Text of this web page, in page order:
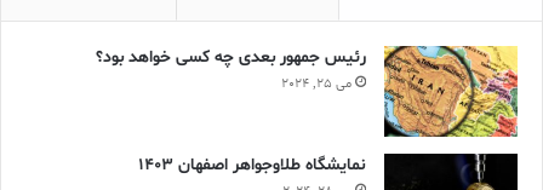
رئیس جمهور بعدی چه کسی خواهد بود؟
می 25, 2024
نمایشگاه طلاوجواهر اصفهان 1403